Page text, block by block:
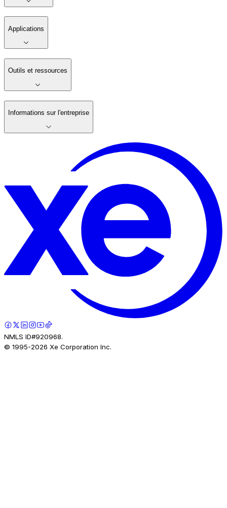
Applications
Outils et ressources
Informations sur l'entreprise
NMLS ID#920968.
© 1995-2026 Xe Corporation Inc.